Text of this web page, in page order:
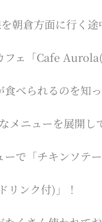
朝倉方面に行く途
フェ「Cafe
べられるのを知っ
メニューを展開し
で「チキンソテ
リンク付)」！